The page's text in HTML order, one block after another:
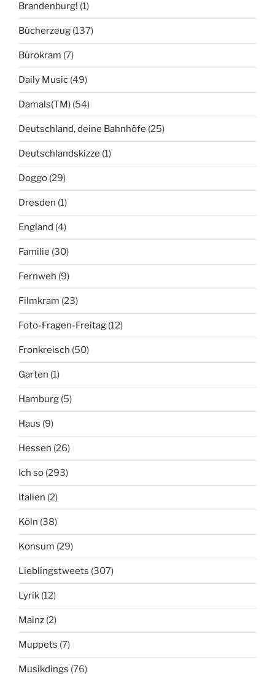
Brandenburg! (1)
Bücherzeug (137)
Bürokram (7)
Daily Music (49)
Damals(TM) (54)
Deutschland, deine Bahnhöfe (25)
Deutschlandskizze (1)
Doggo (29)
Dresden (1)
England (4)
Familie (30)
Fernweh (9)
Filmkram (23)
Foto-Fragen-Freitag (12)
Fronkreisch (50)
Garten (1)
Hamburg (5)
Haus (9)
Hessen (26)
Ich so (293)
Italien (2)
Köln (38)
Konsum (29)
Lieblingstweets (307)
Lyrik (12)
Mainz (2)
Muppets (7)
Musikdings (76)